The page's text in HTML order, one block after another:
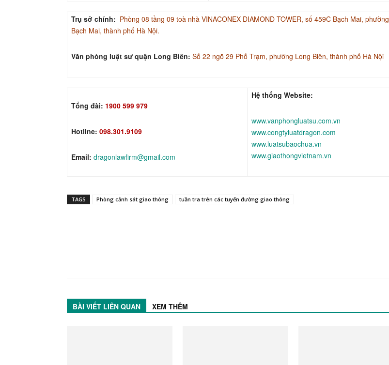
Trụ sở chính: Phòng 08 tầng 09 toà nhà VINACONEX DIAMOND TOWER, số 459C Bạch Mai, phường
Bạch Mai, thành phố Hà Nội.
Văn phòng luật sư quận Long Biên: Số 22 ngõ 29 Phố Trạm, phường Long Biên, thành phố Hà Nội
Tổng đài: 1900 599 979
Hotline: 098.301.9109
Email: dragonlawfirm@gmail.com
Hệ thống Website:
www.vanphongluatsu.com.vn
www.congtyluatdragon.com
www.luatsubaochua.vn
www.giaothongvietnam.vn
TAGS Phòng cảnh sát giao thông tuần tra trên các tuyến đường giao thông
BÀI VIẾT LIÊN QUAN XEM THÊM